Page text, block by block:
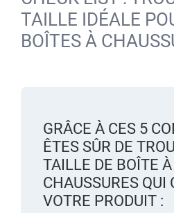
TAILLE IDÉALE
BOÎTES À
GRÂCE À CES 5
ÊTES SÛR DE
TAILLE DE BOÎTE À
CHAUSSURES QUI
VOTRE PRODUIT :